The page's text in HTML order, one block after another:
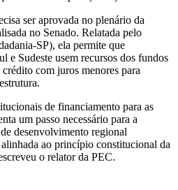
ser aprovada no plenário da
no Senado. Relatada pelo
SP), ela permite que
e Sudeste usem recursos dos fundos
com juros menores para
de financiamento para as
um passo necessário para a
desenvolvimento regional
ao princípio constitucional da
o relator da PEC.